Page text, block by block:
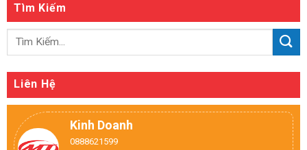
Tìm Kiếm
Liên Hệ
Kinh Doanh
0888621599